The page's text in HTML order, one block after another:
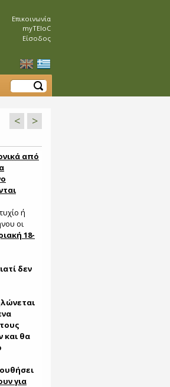
Επικοινωνία
myTEIoC
Είσοδος
Αναζήτηση
< >
από
ή
οι
18-
δεν
και θα
για